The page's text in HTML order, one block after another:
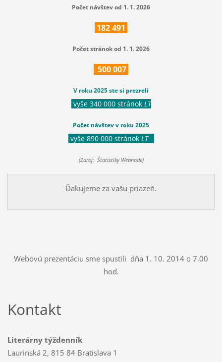
Počet návštev od 1. 1. 2026
182491
Počet stránok od 1. 1. 2026
500007
V roku 2025 ste si prezreli
vyše 340 000 stránok LT
Počet návštev v roku 2025
vyše 890 000 stránok LT
(Zdroj: Štatistiky Webnode)
Ďakujeme za vašu priazeň.
Webovú prezentáciu sme spustili dňa 1. 10. 2014 o 7.00
hod.
Kontakt
Literárny týždenník
Laurinská 2, 815 84 Bratislava 1